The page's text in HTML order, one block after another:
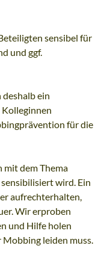
sensibel für
und ggf.
ein
für die
mit dem Thema
wird. Ein
aufrechterhalten,
Wir erproben
und Hilfe holen
Mobbing leiden muss.